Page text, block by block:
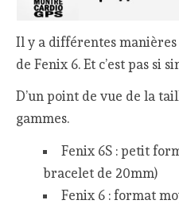
Il y a différentes
de Fenix 6. Et c’est pas si
D’un point de vue de la
gammes.
Fenix 6S : petit
bracelet de 20mm)
Fenix 6 : format